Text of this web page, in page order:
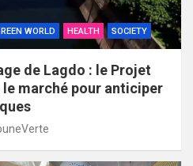
WORLD HEALTH SOCIETY
de Lagdo : le Projet
le marché pour anticiper